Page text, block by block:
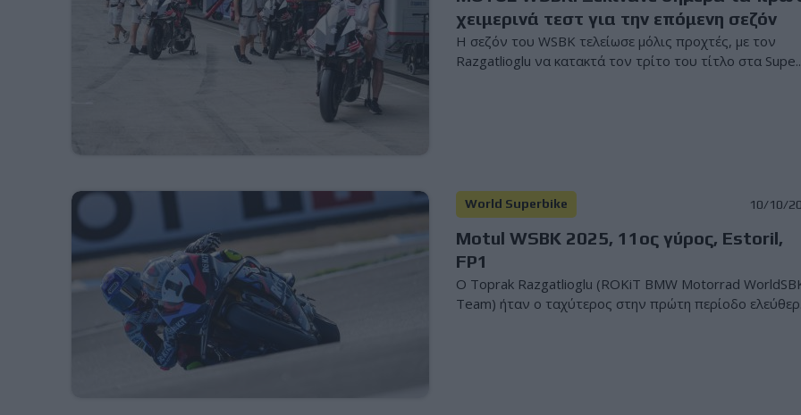
χειμερινά τεστ για την επόμενη σεζόν
Η σεζόν του WSBK τελείωσε μόλις προχτές, με τον
Razgatlioglu να κατακτά τον τρίτο του τίτλο στα
World Superbike 10/10/
Motul WSBK 2025, 11ος γύρος, Estoril,
FP1
Ο Toprak Razgatlioglu (ROKiT BMW Motorrad
Team) ήταν ο ταχύτερος στην πρώτη περίοδο